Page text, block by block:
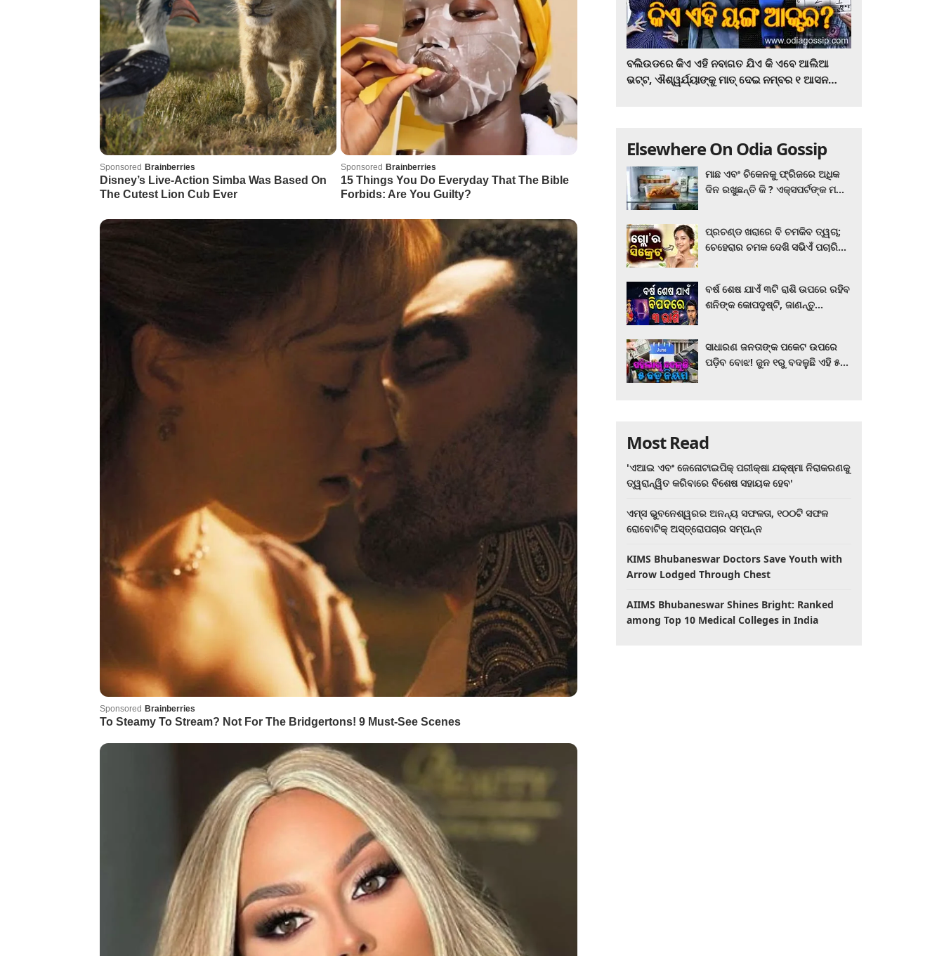
ବଲିଉଡରେ କିଏ ଏହି ନବାଗତ ଯିଏ କି ଏବେ ଆଲିଆ
ଭଟ୍ଟ, ଐଶ୍ୱର୍ଯ୍ୟାଙ୍କୁ ମାତ୍‌ ଦେଇ ନମ୍ବର ୧ ଆସନ
Elsewhere On Odia Gossip
ମାଛ ଏବଂ ଚିକେନକୁ ଫ୍ରିଜରେ ଅଧିକ
ଦିନ ରଖୁଛନ୍ତି କି ? ଏକ୍ସପର୍ଟଙ୍କ ମତ
ପ୍ରଚଣ୍ଡ ଖରାରେ ବି ଚମକିବ ତ୍ୱଚା;
ଚେହେରାର ଚମକ ଦେଖି ସଭିଏଁ ପଚାରିବେ
ବର୍ଷ ଶେଷ ଯାଏଁ ୩ଟି ରାଶି ଉପରେ ରହିବ
ଶନିଙ୍କ କୋପଦୃଷ୍ଟି, ଜାଣନ୍ତୁ
ସାଧାରଣ ଜନତାଙ୍କ ପକେଟ ଉପରେ
ପଡ଼ିବ ବୋଝ! ଜୁନ ୧ରୁ ବଦଳୁଛି ଏହି ୫
Most Read
'ଏଆଇ ଏବଂ ଜେନୋଟାଇପିକ୍ ପରୀକ୍ଷା ଯକ୍ଷ୍ମା ନିରାକରଣକୁ
ତ୍ୱରାନ୍ୱିତ କରିବାରେ ବିଶେଷ ସହାୟକ ହେବ'
ଏମ୍ସ ଭୁବନେଶ୍ୱରର ଅନନ୍ୟ ସଫଳତା, ୧୦୦ଟି ସଫଳ
ରୋବୋଟିକ୍ ଅସ୍ତ୍ରୋପଚାର ସମ୍ପନ୍ନ
KIMS Bhubaneswar Doctors Save Youth with
Arrow Lodged Through Chest
AIIMS Bhubaneswar Shines Bright: Ranked
among Top 10 Medical Colleges in India